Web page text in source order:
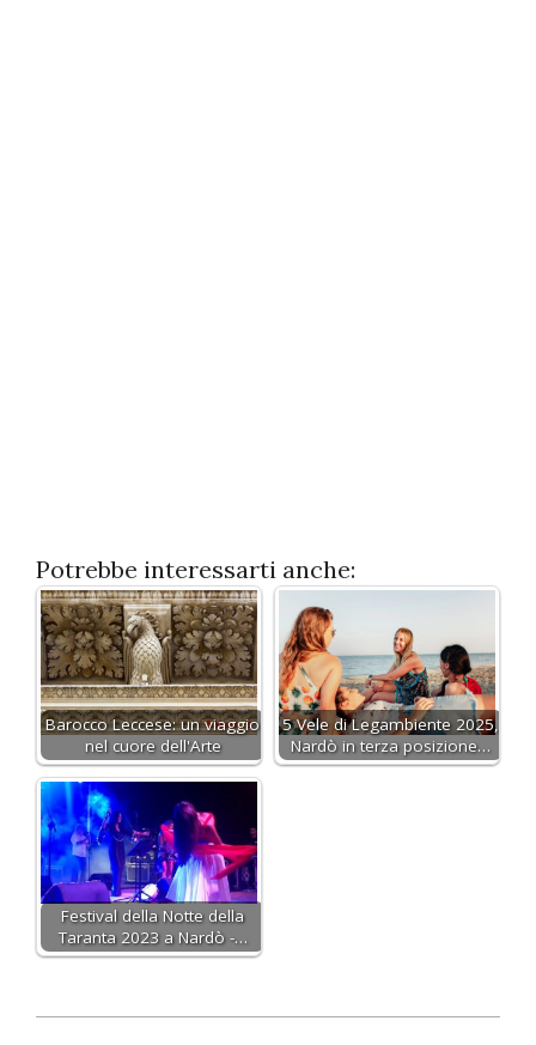
Potrebbe interessarti anche:
Barocco Leccese: un viaggio
nel cuore dell'Arte
5 Vele di Legambiente 2025,
Nardò in terza posizione…
Festival della Notte della
Taranta 2023 a Nardò -…